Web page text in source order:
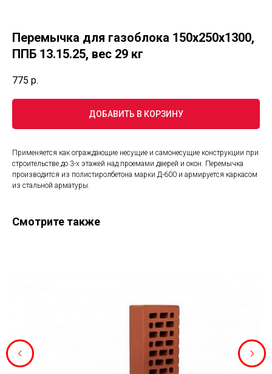
Перемычка для газоблока 150х250х1300,
ППБ 13.15.25, вес 29 кг
775 р.
ДОБАВИТЬ В КОРЗИНУ
Применяется как ограждающие несущие и самонесущие конструкции при
строительстве до 3-х этажей над проемами дверей и окон. Перемычка
производится из полистиролбетона марки Д-600 и армируется каркасом
из стальной арматуры.
Смотрите также